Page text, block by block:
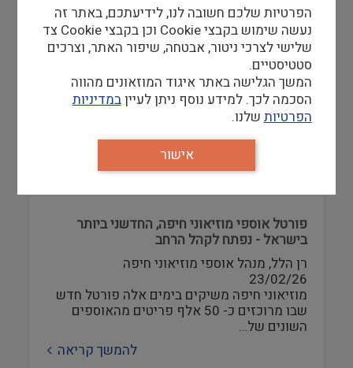
עיצוב
הראשון בעולם
מערכת איגוד המוזאונים
10/05/26
אנג'לס, מגדיר מחדש את הגבולות שבין
טכנולוגיה…
פורטל אוספי מוזיאוני חיפה, החדשני ביותר
בישראל - נפתח לקהל הרחב
רן הלל, מנהל אוספי מוזיאוני חיפה
23/02/26
מוזיאוני חיפה משיקים בימים אלה פורטל חדש
שבו מרוכזים כ- 50 אלף פריטים מהאוספים
השונים של…
להמשך קריאה
הפרטיות שלכם חשובה לנו, לידיעתכם, באתר זה
נעשה שימוש בקבצי Cookie וכן בקבצי Cookie צד
שלישי לצרכי ניטור, אבטחה, שיפור האתר, וצרכים
סטטיסטיים.
המשך הגלישה באתר איגוד המוזאונים מהווה
הסכמה לכך. למידע נוסף ניתן לעייןבמדיניות
הפרטיות שלנו.
אישור